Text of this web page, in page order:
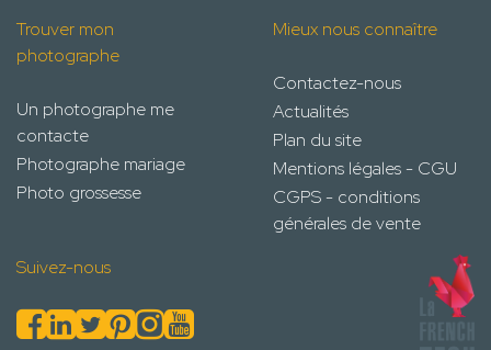
Trouver mon
photographe
Un photographe me
contacte
Photographe mariage
Photo grossesse
Mieux nous connaître
Contactez-nous
Actualités
Plan du site
Mentions légales - CGU
CGPS - conditions
générales de vente
Suivez-nous